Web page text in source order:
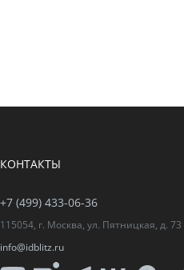
КОНТАКТЫ
+7 (499) 433-06-36
115054, г. Москва, ул. Пятницкая, д. 73
info@idblitz.ru